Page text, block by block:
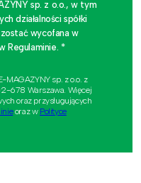
sp. z o.o., w tym
działalności spółki
wycofana w
Regulaminie. *
sp. z o.o. z
678 Warszawa. Więcej
oraz przysługujących
oraz w Polityce